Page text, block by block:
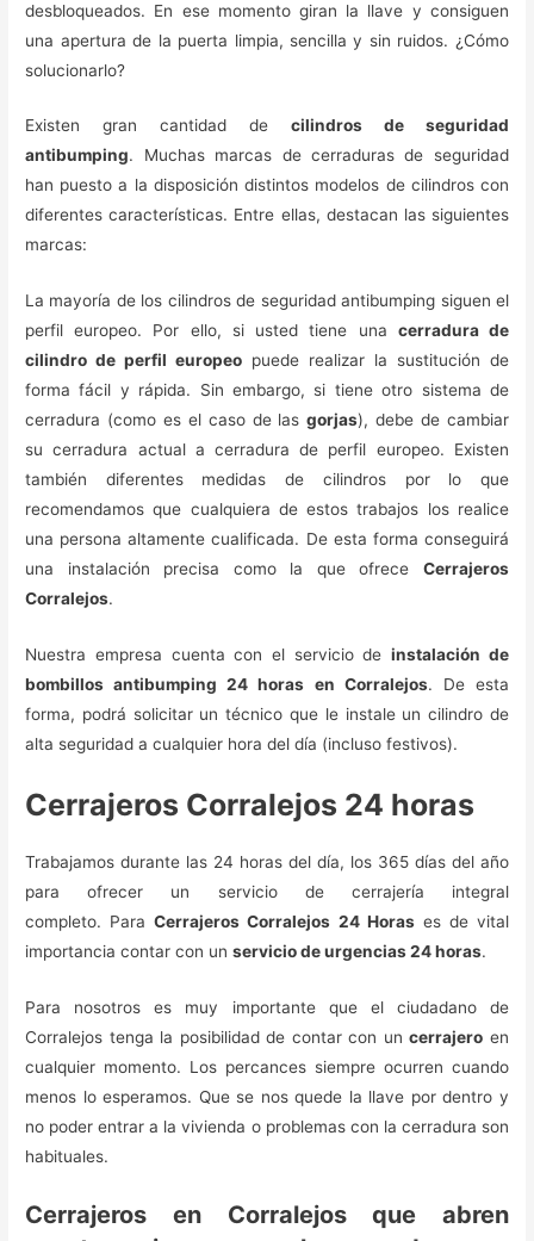
desbloqueados. En ese momento giran la llave y consiguen
una apertura de la puerta limpia, sencilla y sin ruidos. ¿Cómo
solucionarlo?
Existen gran cantidad de cilindros de seguridad
antibumping. Muchas marcas de cerraduras de seguridad
han puesto a la disposición distintos modelos de cilindros con
diferentes características. Entre ellas, destacan las siguientes
marcas:
La mayoría de los cilindros de seguridad antibumping siguen el
perfil europeo. Por ello, si usted tiene una cerradura de
cilindro de perfil europeo puede realizar la sustitución de
forma fácil y rápida. Sin embargo, si tiene otro sistema de
cerradura (como es el caso de lasgorjas), debe de cambiar
su cerradura actual a cerradura de perfil europeo. Existen
también diferentes medidas de cilindros por lo que
recomendamos que cualquiera de estos trabajos los realice
una persona altamente cualificada. De esta forma conseguirá
una instalación precisa como la que ofrece Cerrajeros
Corralejos.
Nuestra empresa cuenta con el servicio deinstalación de
bombillos antibumping 24 horas en Corralejos. De esta
forma, podrá solicitar un técnico que le instale un cilindro de
alta seguridad a cualquier hora del día (incluso festivos).
Cerrajeros Corralejos 24 horas
Trabajamos durante las 24 horas del día, los 365 días del año
para ofrecer un servicio de cerrajería integral
completo. ParaCerrajeros Corralejos 24 Horases de vital
importancia contar con unservicio de urgencias 24 horas.
Para nosotros es muy importante que el ciudadano de
Corralejos tenga la posibilidad de contar con uncerrajero en
cualquier momento. Los percances siempre ocurren cuando
menos lo esperamos. Que se nos quede la llave por dentro y
no poder entrar a la vivienda o problemas con la cerradura son
habituales.
Cerrajeros en Corralejos que abren